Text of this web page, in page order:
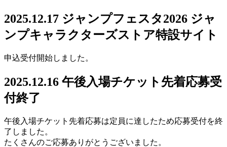
2025.12.17 ジャンプフェスタ2026 ジャ
ンプキャラクターズストア特設サイト
申込受付開始しました。
2025.12.16 午後入場チケット先着応募受
付終了
午後入場チケット先着応募は定員に達したため応募受付を終
了しました。
たくさんのご応募ありがとうございました。